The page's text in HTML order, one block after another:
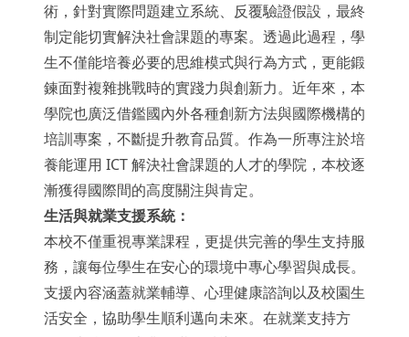
術，針對實際問題建立系統、反覆驗證假設，最終
制定能切實解決社會課題的專案。透過此過程，學
生不僅能培養必要的思維模式與行為方式，更能鍛
鍊面對複雜挑戰時的實踐力與創新力。近年來，本
學院也廣泛借鑑國內外各種創新方法與國際機構的
培訓專案，不斷提升教育品質。作為一所專注於培
養能運用 ICT 解決社會課題的人才的學院，本校逐
漸獲得國際間的高度關注與肯定。
生活與就業支援系統：
本校不僅重視專業課程，更提供完善的學生支持服
務，讓每位學生在安心的環境中專心學習與成長。
支援內容涵蓋就業輔導、心理健康諮詢以及校園生
活安全，協助學生順利邁向未來。在就業支持方